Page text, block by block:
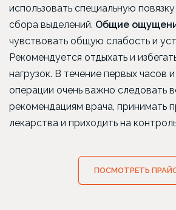
использовать специальную
сбора выделений. Общие
чувствовать общую слабость и
Рекомендуется отдыхать и
нагрузок. В течение первых часов
операции очень важно следовать
рекомендациям врача, принимать
лекарства и приходить на
ПОСМОТРЕТЬ